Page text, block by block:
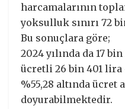
harcamalarının
yoksulluk sınırı 72
Bu sonuçlara göre;
2024 yılında da 17
ücretli 26 bin 401 lira
%55,28 altında ücret
doyurabilmektedir.